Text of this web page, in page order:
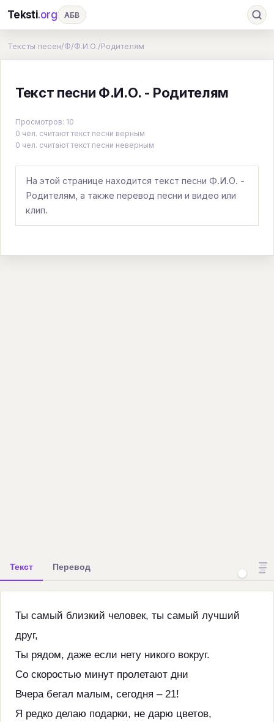
Teksti.org АБВ
Б
Т У Ф Х Ц Ч Ш Э
H I J K L
Q R S T U V W X Y
Тексты песен/Ф/Ф.И.О./Родителям
Текст песни Ф.И.О. - Родителям
Просмотров: 10
0 чел. считают текст песни верным
0 чел. считают текст песни неверным
На этой странице находится текст песни Ф.И.О. -
Родителям, а также перевод песни и видео или
клип.
Текст Перевод
Ты самый близкий человек, ты самый лучший
друг,
Ты рядом, даже если нету никого вокруг.
Со скоростью минут пролетают дни
Вчера бегал малым, сегодня – 21!
Я редко делаю подарки, не дарю цветов,